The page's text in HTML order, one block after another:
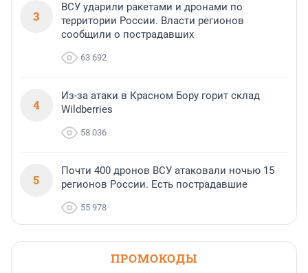
3
ВСУ ударили ракетами и дронами по
территории России. Власти регионов
сообщили о пострадавших
63 692
4
Из-за атаки в Красном Бору горит склад
Wildberries
58 036
5
Почти 400 дронов ВСУ атаковали ночью 15
регионов России. Есть пострадавшие
55 978
ПРОМОКОДЫ